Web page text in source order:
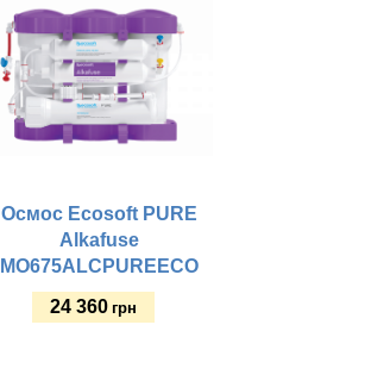
Осмос Ecosoft PURE
Alkafuse
MO675ALCPUREECO
24 360 грн